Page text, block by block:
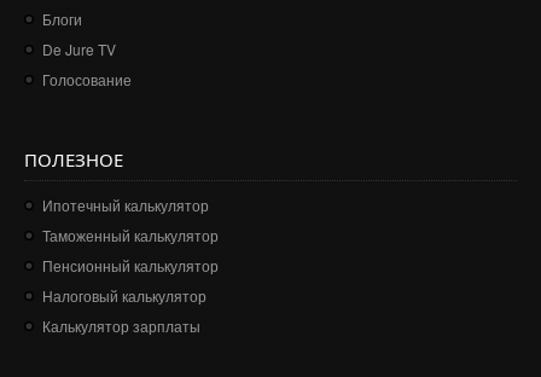
Блоги
De Jure TV
Голосование
ПОЛЕЗНОЕ
Ипотечный калькулятор
Таможенный калькулятор
Пенсионный калькулятор
Налоговый калькулятор
Калькулятор зарплаты